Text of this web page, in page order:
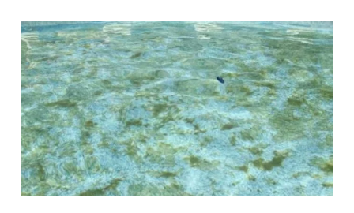
Lutter
efficacement
contre
les
algues
piscine